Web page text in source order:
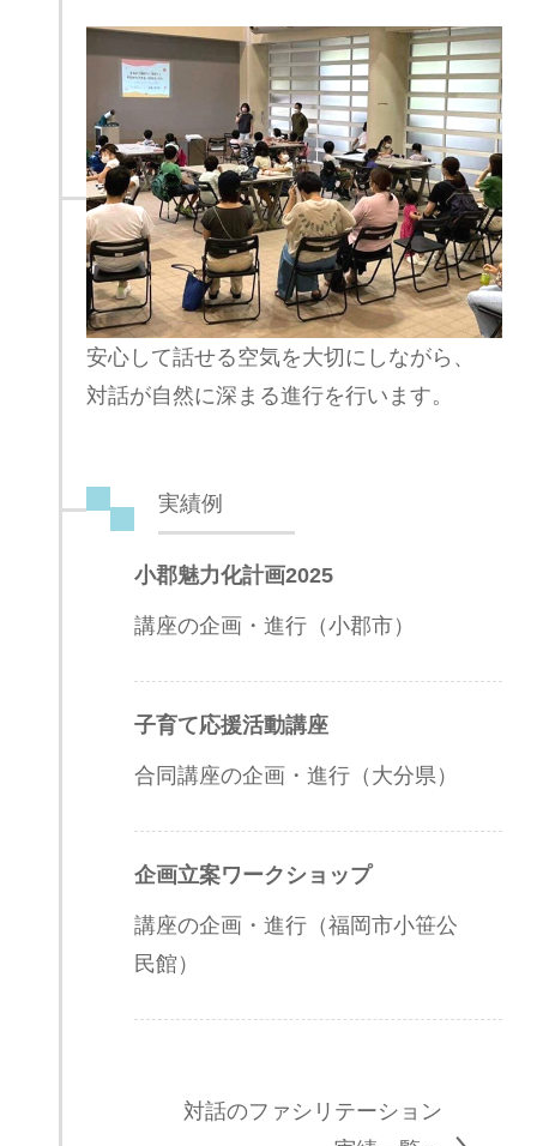
安心して話せる空気を大切にしながら、
対話が自然に深まる進行を行います。
実績例
小郡魅力化計画2025
講座の企画・進行（小郡市）
子育て応援活動講座
合同講座の企画・進行（大分県）
企画立案ワークショップ
講座の企画・進行（福岡市小笹公
民館）
対話のファシリテーション